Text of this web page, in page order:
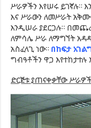
ሥራዎችን እየሠሩ ይገኛሉ።
እና ሥራውን ለመሥራት
እንዲሠራ ያደርጋሉ።
ለምሳሌ ሥራ ለማግኘት
አስፈላጊ ነው። በከፍታ
ግብዓቶችን ዋጋ እየተከታተሉ
ድርጅቱ ያጠናቀቃቸው